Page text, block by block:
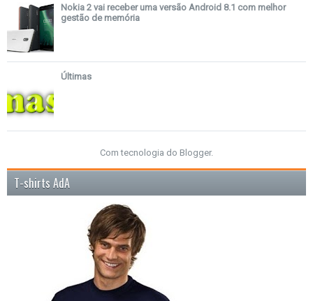
Nokia 2 vai receber uma versão Android 8.1 com melhor
gestão de memória
Últimas
Com tecnologia do Blogger.
T-shirts AdA